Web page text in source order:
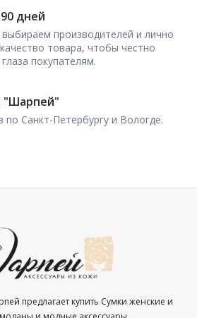
дней
производителей и лично
товара, чтобы честно
покупателям.
"Шарпей"
по Санкт-Петербургу и Вологде.
предлагает купить Сумки женские и